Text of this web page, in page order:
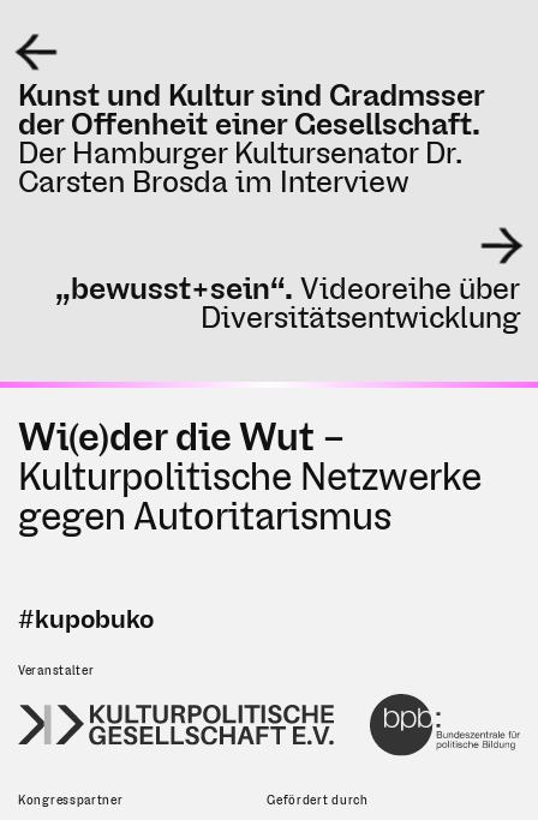
Kunst und Kultur sind Gradmsser
der Offenheit einer Gesellschaft.
Der Hamburger Kultursenator Dr.
Carsten Brosda im Interview
„bewusst+sein“. Videoreihe über
Diversitätsentwicklung
Wi(e)der die Wut –
Kulturpolitische Netzwerke
gegen Autoritarismus
#kupobuko
Veranstalter
Kongresspartner Gefördert durch